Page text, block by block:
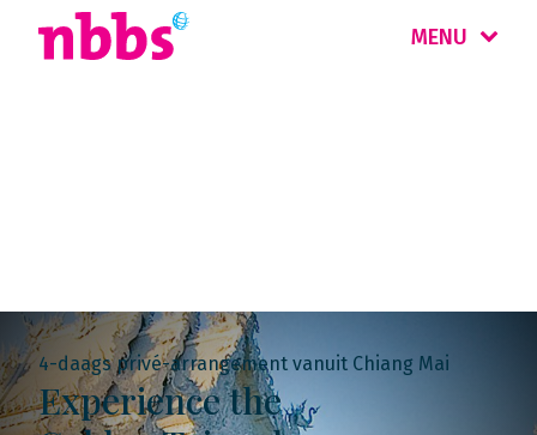
MENU
4-daags privé-arrangement vanuit Chiang Mai
Experience the